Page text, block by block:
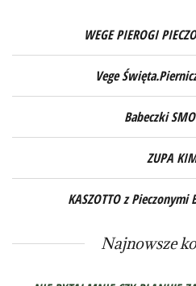
WEGE PIEROGI
Vege
Babeczki
ZUPA
KASZOTTO z Pieczonymi
Najnowsze